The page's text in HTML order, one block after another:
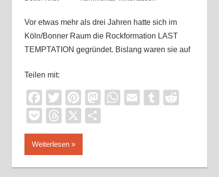
Vor etwas mehr als drei Jahren hatte sich im
Köln/Bonner Raum die Rockformation LAST
TEMPTATION gegründet. Bislang waren sie auf
Teilen mit:
Facebook
TwitterPinterest
Mastodon
WhatsApp
EmailTumblr
PocketThreads
X
Weiterlesen